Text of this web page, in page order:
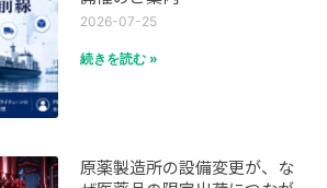
2026-07-25
続きを読む »
原薬製造所の設備変更が、な